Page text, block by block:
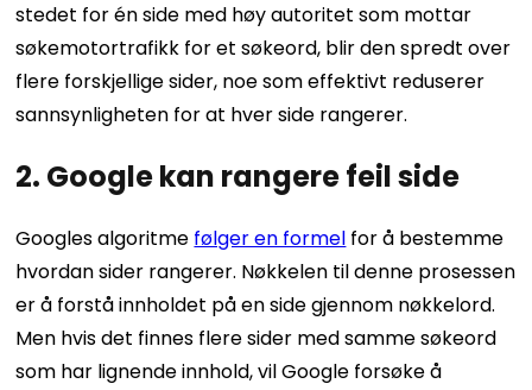
stedet for én side med høy autoritet som mottar
søkemotortrafikk for et søkeord, blir den spredt over
flere forskjellige sider, noe som effektivt reduserer
sannsynligheten for at hver side rangerer.
2. Google kan rangere feil side
Googles algoritme følger en formel for å bestemme
hvordan sider rangerer. Nøkkelen til denne prosessen
er å forstå innholdet på en side gjennom nøkkelord.
Men hvis det finnes flere sider med samme søkeord
som har lignende innhold, vil Google forsøke å